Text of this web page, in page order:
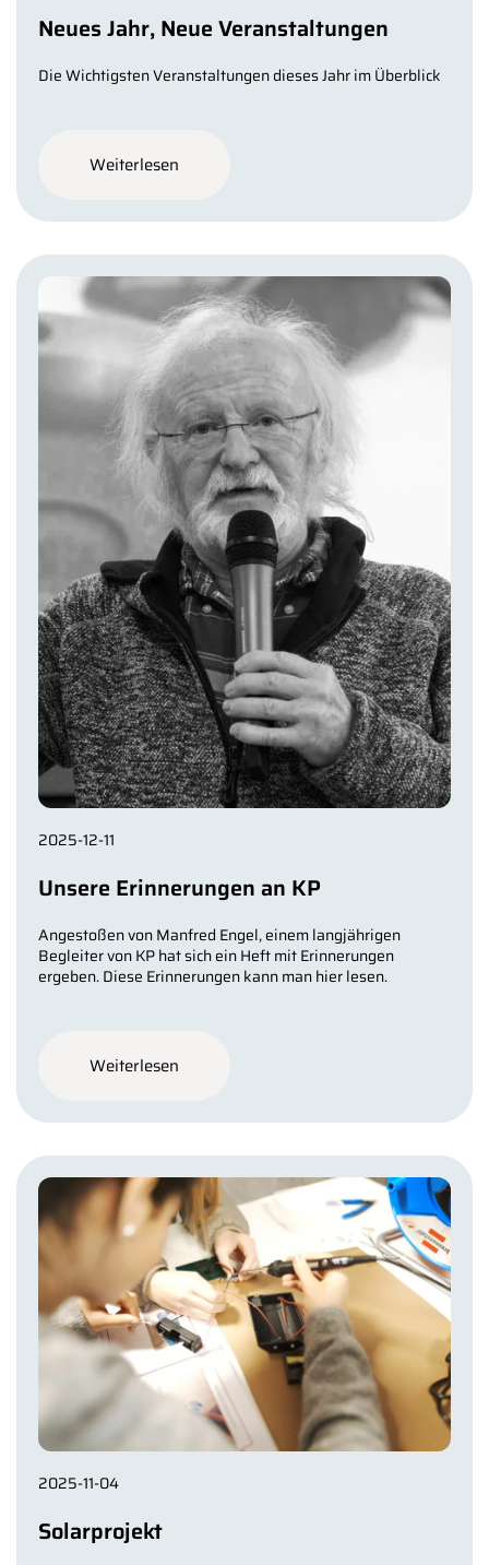
Neues Jahr, Neue Veranstaltungen
Die Wichtigsten Veranstaltungen dieses Jahr im Überblick
Weiterlesen
2025-12-11
Unsere Erinnerungen an KP
Angestoßen von Manfred Engel, einem langjährigen
Begleiter von KP hat sich ein Heft mit Erinnerungen
ergeben. Diese Erinnerungen kann man hier lesen.
Weiterlesen
2025-11-04
Solarprojekt